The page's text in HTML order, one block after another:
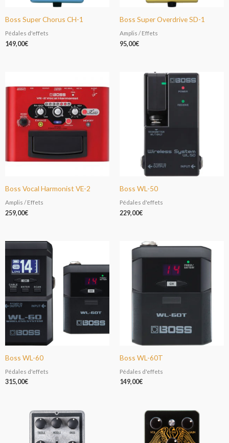
Boss Super Chorus CH-1
Pédales d'effets
149,00€
Boss Super Overdrive SD-1
Amplis / Effets
95,00€
Boss Vocal Harmonist VE-2
Amplis / Effets
259,00€
Boss WL-50
Pédales d'effets
229,00€
Boss WL-60
Pédales d'effets
315,00€
Boss WL-60T
Pédales d'effets
149,00€